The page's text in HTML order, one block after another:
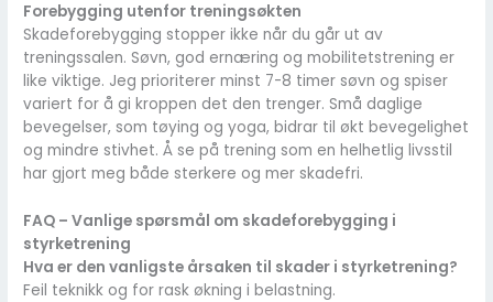
Forebygging utenfor treningsøkten
Skadeforebygging stopper ikke når du går ut av
treningssalen. Søvn, god ernæring og mobilitetstrening er
like viktige. Jeg prioriterer minst 7-8 timer søvn og spiser
variert for å gi kroppen det den trenger. Små daglige
bevegelser, som tøying og yoga, bidrar til økt bevegelighet
og mindre stivhet. Å se på trening som en helhetlig livsstil
har gjort meg både sterkere og mer skadefri.
FAQ – Vanlige spørsmål om skadeforebygging i
styrketrening
Hva er den vanligste årsaken til skader i styrketrening?
Feil teknikk og for rask økning i belastning.